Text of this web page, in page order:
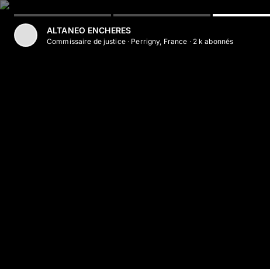
Aller au contenu principal
ALTANEO ENCHERES
Commissaire de justice· Perrigny, France · 2 k abonnés